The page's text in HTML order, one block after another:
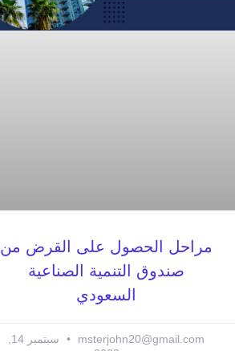
مراحل الحصول على القرض من
صندوق التنمية الصناعية
السعودي
msterjohn20@gmail.com
سبتمبر 14,